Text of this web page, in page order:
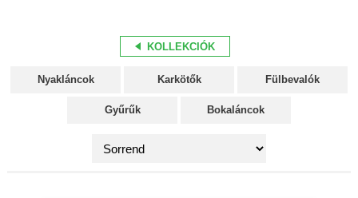
KOLLEKCIÓK
Nyakláncok Karkötők Fülbevalók
Gyűrűk Bokaláncok